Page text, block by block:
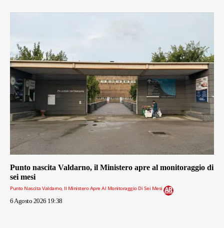
Punto nascita Valdarno, il Ministero apre al monitoraggio di
sei mesi
Punto Nascita Valdarno, Il Ministero Apre Al Monitoraggio Di Sei Mesi
6 Agosto 2026 19:38